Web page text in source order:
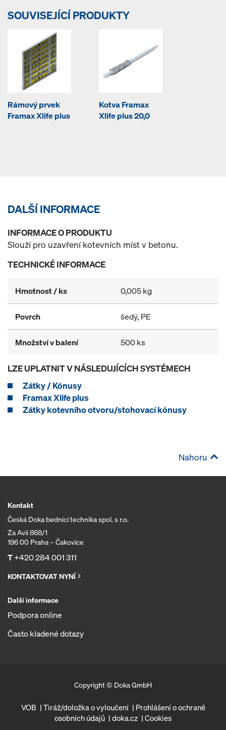
SOUVISEJÍCÍ PRODUKTY
Rámový prvek
Framax Xlife plus
Kotva Framax
Xlife plus 20,0
DALŠÍ INFORMACE
INFORMACE O PRODUKTU
Slouží pro uzavření kotevních míst v betonu.
TECHNICKÉ INFORMACE
Hmotnost / ks 0,005 kg
Povrch šedý, PE
Množství v balení 500 ks
LZE UPLATNIT V NÁSLEDUJÍCÍCH SYSTÉMECH
Zátky / Kónusy
Framax Xlife plus
Zátky kotevního otvoru/stohovací kónusy
Nahoru
Kontakt
Česká Doka bednicí technika spol. s r.o.
Za Avií 868/1
196 00 Praha – Čakovice
T+420 284 001 311
KONTAKTOVAT NYNÍ
Další informace
Podpora online
Často kladené dotazy
Copyright © Doka GmbH
VOB Tiráž/doložka o vyloučení
Prohlášení o ochraně
osobních údajů
doka.cz Cookies